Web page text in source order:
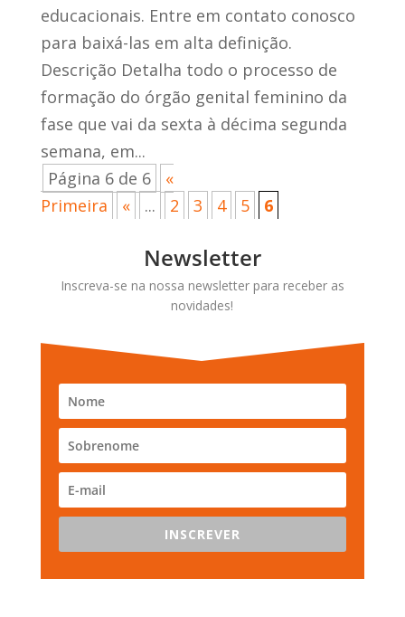
educacionais. Entre em contato conosco
para baixá-las em alta definição.
Descrição Detalha todo o processo de
formação do órgão genital feminino da
fase que vai da sexta à décima segunda
semana, em...
Página 6 de 6
«
Primeira
« ... 2 3 4 5 6
Newsletter
Inscreva-se na nossa newsletter para receber as
novidades!
INSCREVER